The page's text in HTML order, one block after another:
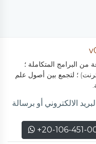
البرامج المتكاملة ؛
؛ لتجمع بين أصول علم
الالكتروني أو برسالة
+20-106-451-